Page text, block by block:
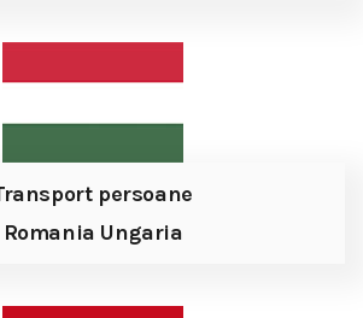
persoane
Romania Ungaria